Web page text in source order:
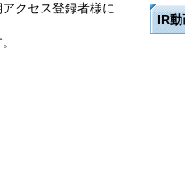
クセス登録者様に
IR動